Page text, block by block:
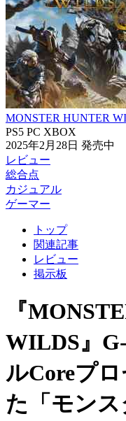
MONSTER HUNTER
PS5 PC XBOX
2025年2月28日 発売中
レビュー
総合点
カジュアル
ゲーマー
トップ
関連記事
レビュー
掲示板
『
WILDS』
ルCoreプ
た「モン